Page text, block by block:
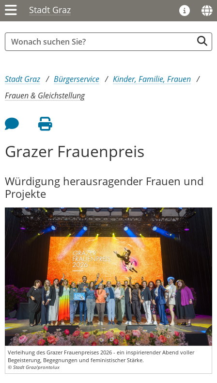
Stadt Graz
Sie sind hier:
Stadt Graz Bürgerservice
Kinder, Familie, Frauen
Frauen & Gleichstellung
Feedback an Autor
Seite drucken
Grazer Frauenpreis
Würdigung herausragender Frauen und
Projekte
Verleihung des Grazer Frauenpreises 2026 - ein inspirierender Abend voller
Begeisterung, Begegnungen und feministischer Stärke.
© Stadt Graz/prontolux